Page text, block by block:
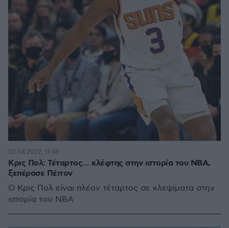
Κρις Πολ: Τέταρτος... κλέφτης στην ιστορία του ΝΒΑ,
ξεπέρασε Πέιτον
O Kρις Πολ είναι πλέον τέταρτος σε κλεψίματα στην
ιστορία του ΝΒΑ
02.04.2022, 11:46